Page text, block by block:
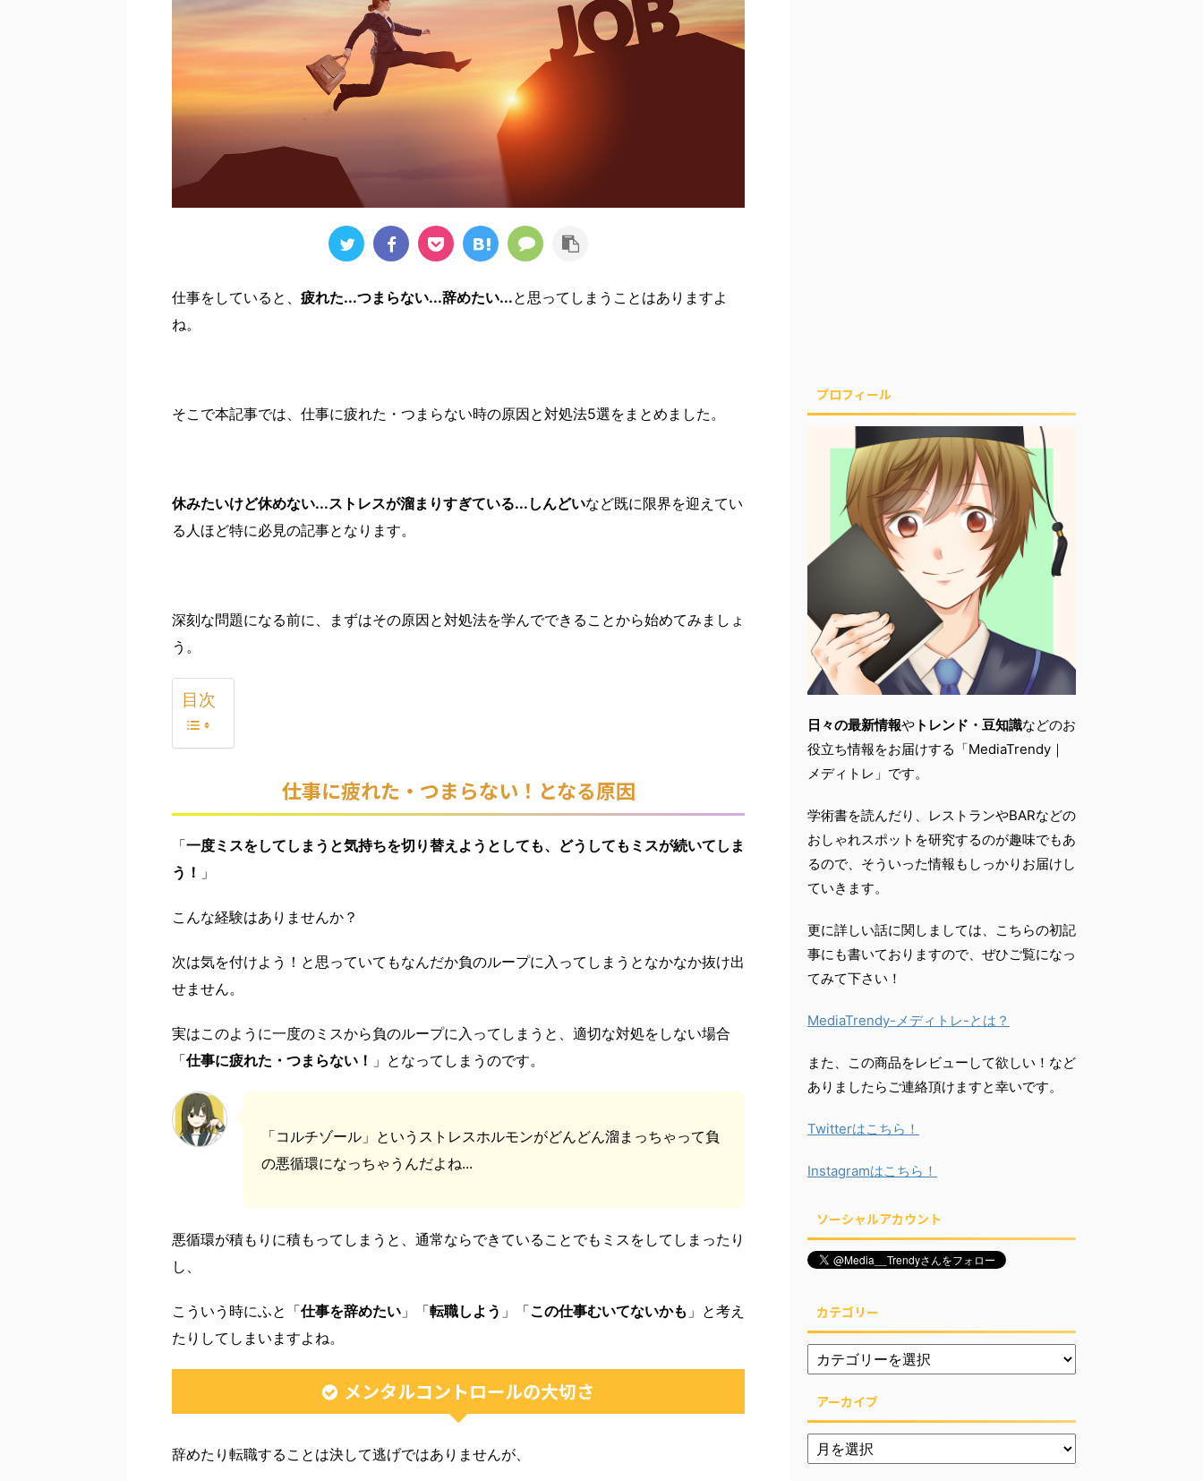
仕事をしていると、 疲れた...つまらない...辞めたい...と思ってしまうことはありますよ
ね。
そこで本記事では、仕事に疲れた・つまらない時の原因と対処法5選をまとめました。
休みたいけど休めない...ストレスが溜まりすぎている...しんどいなど既に限界を迎えてい
る人ほど特に必見の記事となります。
深刻な問題になる前に、まずはその原因と対処法を学んでできることから始めてみましょ
う。
目次
仕事に疲れた・つまらない！となる原因
「一度ミスをしてしまうと気持ちを切り替えようとしても、どうしてもミスが続いてしま
う！ 」
こんな経験はありませんか？
次は気を付けよう！と思っていてもなんだか負のループに入ってしまうとなかなか抜け出
せません。
実はこのように一度のミスから負のループに入ってしまうと、適切な対処をしない場合
「仕事に疲れた・つまらない！ 」となってしまうのです。
「コルチゾール」というストレスホルモンがどんどん溜まっちゃって負
の悪循環になっちゃうんだよね...
悪循環が積もりに積もってしまうと、通常ならできていることでもミスをしてしまったり
し、
こういう時にふと「仕事を辞めたい 」「転職しよう 」「この仕事むいてないかも 」と考え
たりしてしまいますよね。
メンタルコントロールの大切さ
辞めたり転職することは決して逃げではありませんが、
プロフィール
日々の最新情報や トレンド・ 豆知識などのお
役立ち情報をお届けする「MediaTrendy｜
メディトレ」です。
学術書を読んだり、
レストランやBARなどの
おしゃれスポットを研究するのが趣味でもあ
るので、 そういった情報もしっかりお届けし
ていきます。
更に詳しい話に関しましては、こちらの初記
事にも書いておりますので、ぜひご覧になっ
てみて下さい！
MediaTrendy-メディトレ-とは？
また、この商品をレビューして欲しい！など
ありましたらご連絡頂けますと幸いです。
Twitterはこちら！
Instagramはこちら！
ソーシャルアカウント
カテゴリー
アーカイブ